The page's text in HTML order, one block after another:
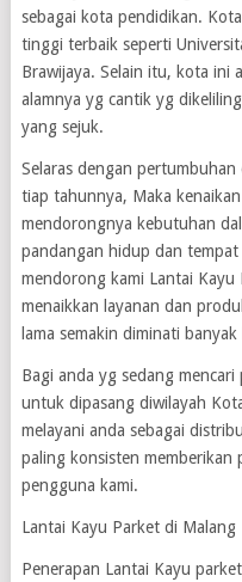
sebagai kota pendidikan.
tinggi terbaik seperti
Brawijaya. Selain itu, kota ini
alamnya yg cantik yg
yang sejuk.
Selaras dengan
tiap tahunnya, Maka
mendorongnya kebutuhan
pandangan hidup dan
mendorong kami Lantai
menaikkan layanan dan
lama semakin diminati
Bagi anda yg sedang
untuk dipasang diwilayah
melayani anda sebagai
paling konsisten memberikan
pengguna kami.
Lantai Kayu Parket di Malang
Penerapan Lantai Kayu